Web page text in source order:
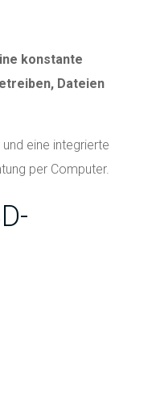
konstante
Dateien
eine integrierte
per Computer.